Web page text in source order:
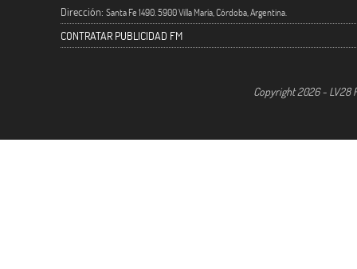
Dirección: Santa Fe 1490. 5900 Villa María, Córdoba, Argentina.
CONTRATAR PUBLICIDAD FM
Copyright 2026 - LV28